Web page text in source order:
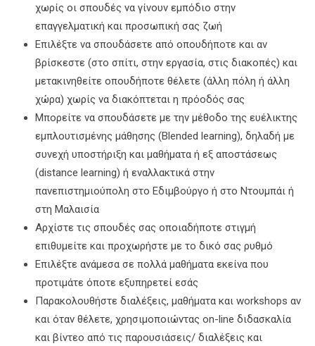
χωρίς οι σπουδές να γίνουν εμπόδιο στην
επαγγελματική και προσωπική σας ζωή
Επιλέξτε να σπουδάσετε από οπουδήποτε και αν
βρίσκεστε (στο σπίτι, στην εργασία, στις διακοπές) και
μετακινηθείτε οπουδήποτε θέλετε (άλλη πόλη ή άλλη
χώρα) χωρίς να διακόπτεται η πρόοδός σας
Μπορείτε να σπουδάσετε με την μέθοδο της ευέλικτης
εμπλουτισμένης μάθησης (Blended learning), δηλαδή με
συνεχή υποστήριξη και μαθήματα ή εξ αποστάσεως
(distance learning) ή εναλλακτικά στην
πανεπιστημιούπολη στο Εδιμβούργο ή στο Ντουμπάι ή
στη Μαλαισία
Αρχίστε τις σπουδές σας οποιαδήποτε στιγμή
επιθυμείτε και προχωρήστε με το δικό σας ρυθμό
Επιλέξτε ανάμεσα σε πολλά μαθήματα εκείνα που
προτιμάτε όποτε εξυπηρετεί εσάς
Παρακολουθήστε διαλέξεις, μαθήματα και workshops αν
και όταν θέλετε, χρησιμοποιώντας on-line διδασκαλία
και βίντεο από τις παρουσιάσεις/ διαλέξεις και